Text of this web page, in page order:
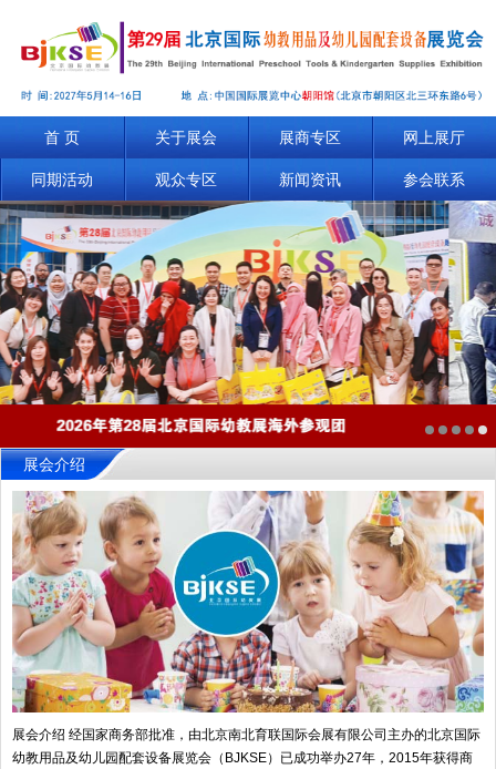
首 页 关于展会 展商专区 网上展厅
同期活动 观众专区 新闻资讯 参会联系
展会介绍
展会介绍 经国家商务部批准，由北京南北育联国际会展有限公司主办的北京国际
幼教用品及幼儿园配套设备展览会（BJKSE）已成功举办27年，2015年获得商